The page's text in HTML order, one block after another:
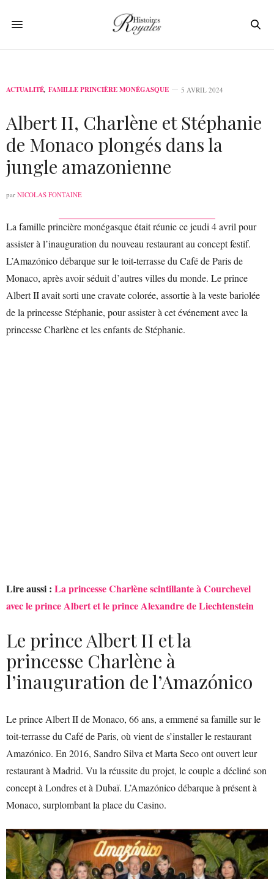
ACTUALITÉ, FAMILLE PRINCIÈRE MONÉGASQUE 5 AVRIL 2024
Albert II, Charlène et Stéphanie
de Monaco plongés dans la
jungle amazonienne
par NICOLAS FONTAINE
La famille princière monégasque était réunie ce jeudi 4 avril pour
assister à l’inauguration du nouveau restaurant au concept festif.
L’Amazónico débarque sur le toit-terrasse du Café de Paris de
Monaco, après avoir séduit d’autres villes du monde. Le prince
Albert II avait sorti une cravate colorée, assortie à la veste bariolée
de la princesse Stéphanie, pour assister à cet événement avec la
princesse Charlène et les enfants de Stéphanie.
Lire aussi : La princesse Charlène scintillante à Courchevel
avec le prince Albert et le prince Alexandre de Liechtenstein
Le prince Albert II et la
princesse Charlène à
l’inauguration de l’Amazónico
Le prince Albert II de Monaco, 66 ans, a emmené sa famille sur le
toit-terrasse du Café de Paris, où vient de s’installer le restaurant
Amazónico. En 2016, Sandro Silva et Marta Seco ont ouvert leur
restaurant à Madrid. Vu la réussite du projet, le couple a décliné son
concept à Londres et à Dubaï. L’Amazónico débarque à présent à
Monaco, surplombant la place du Casino.